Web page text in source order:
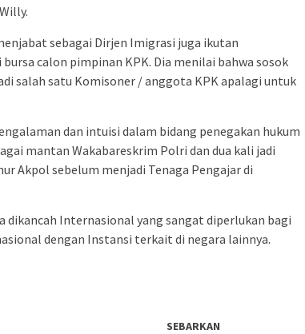
sebagai Dirjen Imigrasi juga ikutan
bursa calon pimpinan KPK. Dia menilai bahwa sosok
salah satu Komisoner / anggota KPK apalagi untuk
dan intuisi dalam bidang penegakan hukum
mantan Wakabareskrim Polri dan dua kali jadi
Akpol sebelum menjadi Tenaga Pengajar di
dikancah Internasional yang sangat diperlukan bagi
dengan Instansi terkait di negara lainnya.
SEBARKAN